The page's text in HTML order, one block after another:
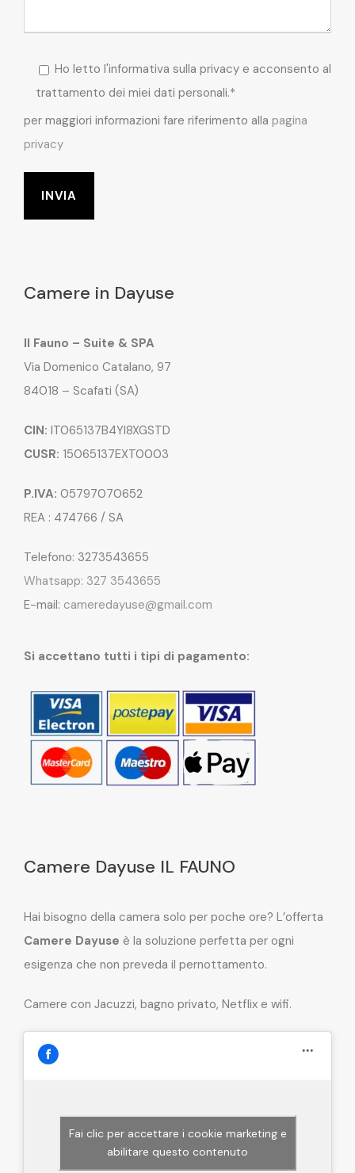
Ho letto l'informativa sulla privacy e acconsento al
trattamento dei miei dati personali.*
per maggiori informazioni fare riferimento alla pagina
privacy
Camere in Dayuse
Il Fauno – Suite & SPA
Via Domenico Catalano, 97
84018 – Scafati (SA)
CIN: IT065137B4YI8XGSTD
CUSR: 15065137EXT0003
P.IVA: 05797070652
REA : 474766 / SA
Telefono: 3273543655
Whatsapp: 327 3543655
E-mail: cameredayuse@gmail.com
Si accettano tutti i tipi di pagamento:
Camere Dayuse IL FAUNO
Hai bisogno della camera solo per poche ore? L’offerta
Camere Dayuse è la soluzione perfetta per ogni
esigenza che non preveda il pernottamento.
Camere con Jacuzzi, bagno privato, Netflix e wifi.
Fai clic per accettare i cookie marketing e
abilitare questo contenuto